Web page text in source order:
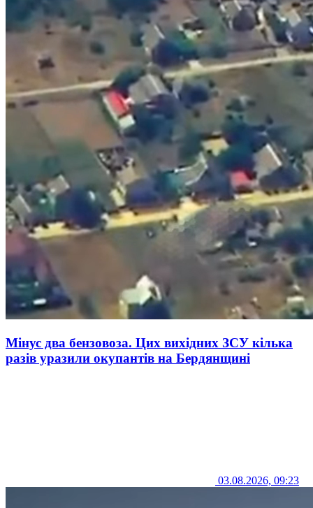
Мінус два бензовоза. Цих вихідних ЗСУ кілька
разів уразили окупантів на Бердянщині
03.08.2026, 09:23